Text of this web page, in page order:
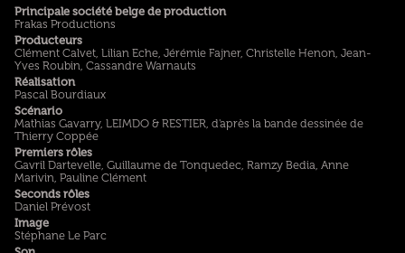
Principale société belge de production
Frakas Productions
Producteurs
Clément Calvet, Lilian Eche, Jérémie Fajner, Christelle Henon, Jean-
Yves Roubin, Cassandre Warnauts
Réalisation
Pascal Bourdiaux
Scénario
Mathias Gavarry, LEIMDO & RESTIER, d'après la bande dessinée de
Thierry Coppée
Premiers rôles
Gavril Dartevelle, Guillaume de Tonquedec, Ramzy Bedia, Anne
Marivin, Pauline Clément
Seconds rôles
Daniel Prévost
Image
Stéphane Le Parc